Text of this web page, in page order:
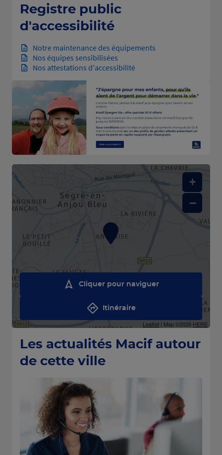
Registre public
d'accessibilité
Notre maintenance des équipements
Nos équipes sensibilisées
Nos attestations d'accessibilité
+
−
Leaflet | Map ©2026 HERE
Cliquer pour naviguer
Itinéraire
Les actualités Macif autour
de cette ville